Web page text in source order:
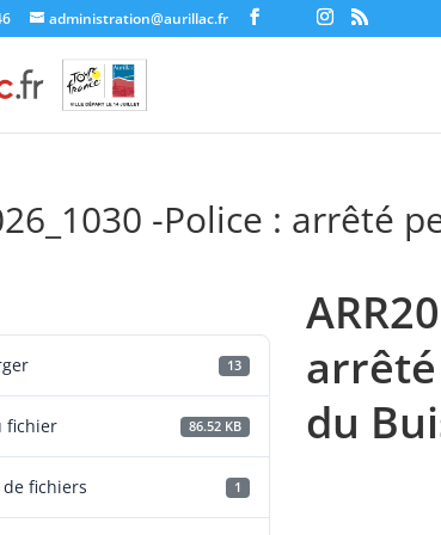
administration@aurillac.fr
-Police : arrêté
13
fichier 86.52 KB
fichiers 1
du